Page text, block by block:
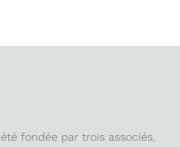
fondée par trois associés,